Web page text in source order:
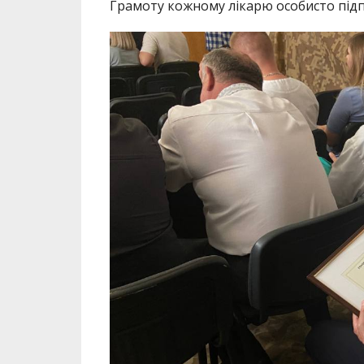
Грамоту кожному лікарю особисто